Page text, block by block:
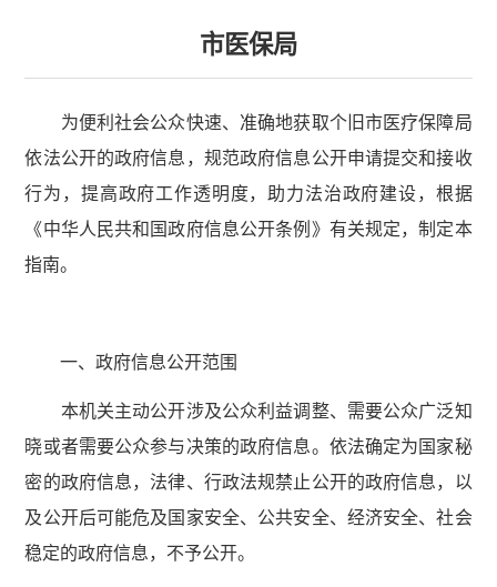
市医保局
为便利社会公众快速、准确地获取个旧市医疗保障局
依法公开的政府信息，规范政府信息公开申请提交和接收
行为，提高政府工作透明度，助力法治政府建设，根据
《中华人民共和国政府信息公开条例》有关规定，制定本
指南。
一、政府信息公开范围
本机关主动公开涉及公众利益调整、需要公众广泛知
晓或者需要公众参与决策的政府信息。依法确定为国家秘
密的政府信息，法律、行政法规禁止公开的政府信息，以
及公开后可能危及国家安全、公共安全、经济安全、社会
稳定的政府信息，不予公开。